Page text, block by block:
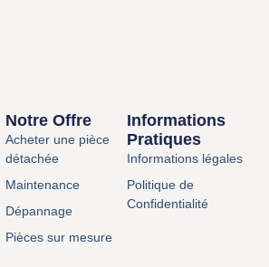
Notre Offre
Acheter une pièce
détachée
Maintenance
Dépannage
Pièces sur mesure
Informations
Pratiques
Informations légales
Politique de
Confidentialité